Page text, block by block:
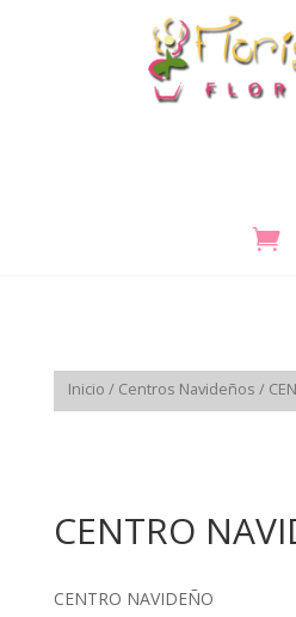

Inicio / Centros Navideños /
CENTRO
CENTRO NAVIDEÑO